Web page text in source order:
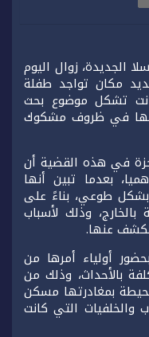
الجديدة، زوال اليوم
تحديد مكان تواجد طفلة
12 سنة، كانت تشكل موضوع بحث
في ظروف مشكوك
في هذه القضية أن
بعدما تبين أنها
بشكل طوعي، بناءً على
وذلك لأسباب
عنها.
أولياء أمرها من
بالأحداث، وذلك من
بمغادرتها مسكن
والخلفيات التي كانت